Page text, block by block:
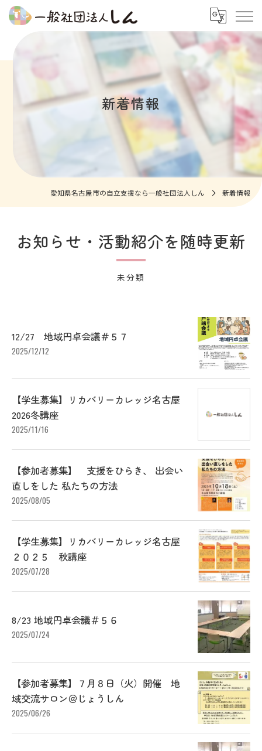
新着情報
愛知県名古屋市の自立支援なら一般社団法人しん 新着情報
お知らせ・活動紹介を随時更新
未分類
12/27 地域円卓会議＃５７
2025/12/12
【学生募集】リカバリーカレッジ名古屋
2026冬講座
2025/11/16
【参加者募集】 支援をひらき、 出会い
直しをした 私たちの方法
2025/08/05
【学生募集】リカバリーカレッジ名古屋
２０２５ 秋講座
2025/07/28
8/23 地域円卓会議＃５６
2025/07/24
【参加者募集】７月８日（火）開催 地
域交流サロン＠じょうしん
2025/06/26